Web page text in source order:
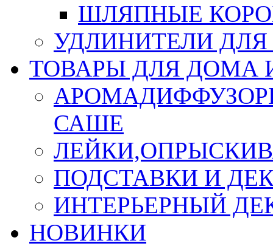
ШЛЯПНЫЕ
УДЛИНИТЕЛИ
ТОВАРЫ ДЛЯ ДОМА
САШЕ
ПОДСТАВКИ И
ИНТЕРЬЕРНЫЙ
НОВИНКИ